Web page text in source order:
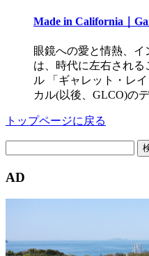
Made in California｜
眼鏡への愛と情熱、
は、時代に左右される
ル 「ギャレット・レ
カル(以後、GLCO)の
トップページに戻る
AD